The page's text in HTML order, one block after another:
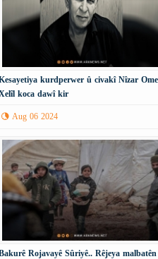
kurdperwer û civakî Nîzar
koca dawî kir
Aug 06 2024
Rojavayê Sûriyê.. Rêjeya